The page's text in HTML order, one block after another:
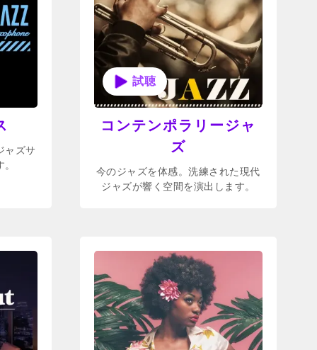
ャズサ
コンテンポラリージャ
ズ
今のジャズを体感。洗練された現代
ジャズが響く空間を演出します。